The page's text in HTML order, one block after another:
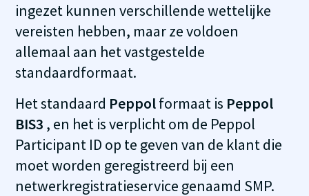
ingezet kunnen verschillende wettelijke
vereisten hebben, maar ze voldoen
allemaal aan het vastgestelde
standaardformaat.
Het standaard Peppolformaat is Peppol
BIS3 , en het is verplicht om de Peppol
Participant ID op te geven van de klant die
moet worden geregistreerd bij een
netwerkregistratieservice genaamd SMP.